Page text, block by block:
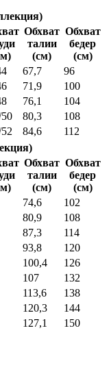
Обхват
талии
(см)
Обхват
бедер
(см)
67,7
96
71,9
100
76,1
104
80,3
108
84,6
112
Обхват
талии
(см)
Обхват
бедер
(см)
74,6
102
80,9
108
87,3
114
93,8
120
100,4
126
107
132
113,6
138
120,3
144
127,1
150